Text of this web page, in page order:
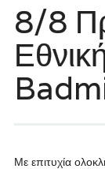
8/8
Με επιτυχία